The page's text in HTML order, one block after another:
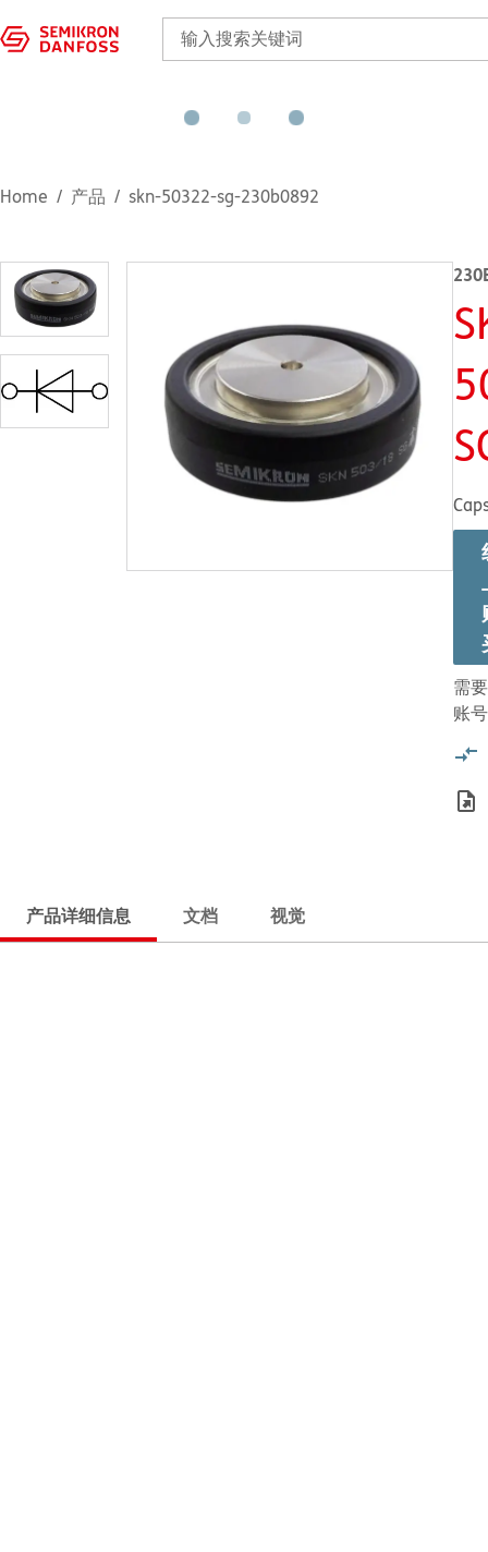
Home 产品 skn-50322-sg-230b0892
需
账号
产品详细信息 文档 视觉